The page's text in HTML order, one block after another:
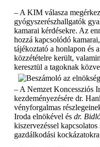
– A KIM válasza
gyógyszerészhallgatók
kamarai kérdésekre. Az
hozzá kapcsolódó
tájékoztató a honlapon és
közzétételre került,
keresztül a tagoknak
– A Nemzet Koncessziós
kezdeményezésére dr.
vényforgalmas
Iroda elnökével és dr.
kiszervezéssel
gazdálkodási